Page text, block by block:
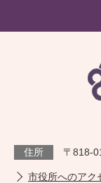
住所 〒818-
市役所へのアク